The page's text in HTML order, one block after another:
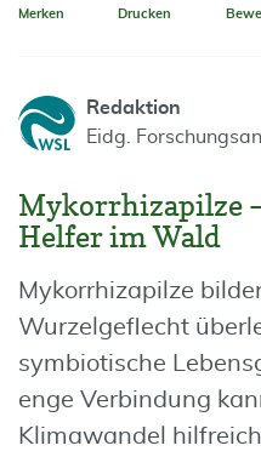
Merken Drucken
Redaktion
Eidg.
Mykorrhizapilze
Helfer im Wald
Mykorrhizapilze
Wurzelgeflecht
symbiotische
enge Verbindung
Klimawandel